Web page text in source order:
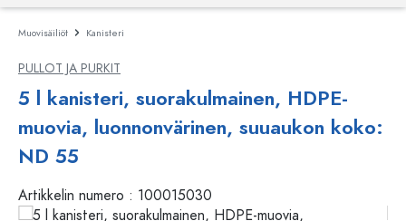
Muovisäiliöt Kanisteri
PULLOT JA PURKIT
5 l kanisteri, suorakulmainen, HDPE-
muovia, luonnonvärinen, suuaukon koko:
ND 55
Artikkelin numero : 100015030